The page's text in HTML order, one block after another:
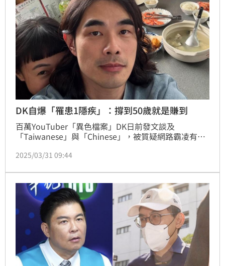
DK自爆「罹患1隱疾」：撐到50歲就是賺到
百萬YouTuber「異色檔案」DK日前發文談及
「Taiwanese」與「Chinese」，被質疑網路霸凌有相
定對方，也稱自己被斷章取義，未料再掀兩派戰火。他
就是賺到，因此就算說些刺耳、容易被誤會的話，仍堅
持做著想做的事。
2025/03/31 09:44